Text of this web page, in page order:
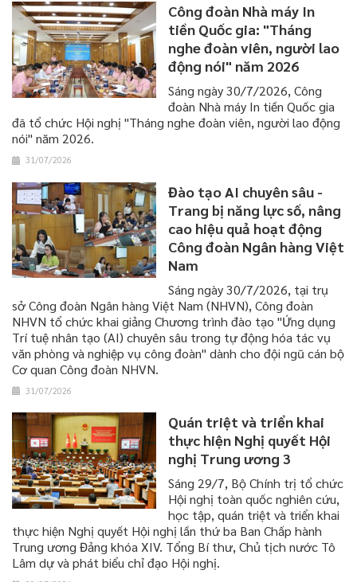
Công đoàn Nhà máy In
tiền Quốc gia: "Tháng
nghe đoàn viên, người lao
động nói" năm 2026
Sáng ngày 30/7/2026, Công
đoàn Nhà máy In tiền Quốc gia
đã tổ chức Hội nghị "Tháng nghe đoàn viên, người lao động
nói" năm 2026.
31/07/2026
Đào tạo AI chuyên sâu -
Trang bị năng lực số, nâng
cao hiệu quả hoạt động
Công đoàn Ngân hàng Việt
Nam
Sáng ngày 30/7/2026, tại trụ
sở Công đoàn Ngân hàng Việt Nam (NHVN), Công đoàn
NHVN tổ chức khai giảng Chương trình đào tạo "Ứng dụng
Trí tuệ nhân tạo (AI) chuyên sâu trong tự động hóa tác vụ
văn phòng và nghiệp vụ công đoàn" dành cho đội ngũ cán bộ
Cơ quan Công đoàn NHVN.
31/07/2026
Quán triệt và triển khai
thực hiện Nghị quyết Hội
nghị Trung ương 3
​​​​​​​Sáng 29/7, Bộ Chính trị tổ chức
Hội nghị toàn quốc nghiên cứu,
học tập, quán triệt và triển khai
thực hiện Nghị quyết Hội nghị lần thứ ba Ban Chấp hành
Trung ương Đảng khóa XIV. Tổng Bí thư, Chủ tịch nước Tô
Lâm dự và phát biểu chỉ đạo Hội nghị.